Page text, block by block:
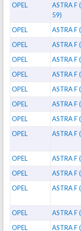
OPEL
ASTRA F
59)
OPEL ASTRA F
OPEL ASTRA F
OPEL ASTRA F
OPEL ASTRA F
OPEL ASTRA F
OPEL ASTRA F
OPEL ASTRA F
OPEL ASTRA F
OPEL ASTRA F
OPEL ASTRA F
OPEL ASTRA F
OPEL ASTRA F
OPEL ASTRA F